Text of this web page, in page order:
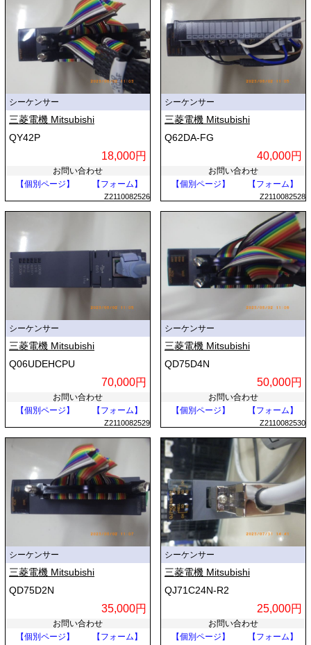
シーケンサー
三菱電機 Mitsubishi
QY42P
18,000円
お問い合わせ
【個別ページ】
【フォーム】
Z2110082526
シーケンサー
三菱電機 Mitsubishi
Q62DA-FG
40,000円
お問い合わせ
【個別ページ】
【フォーム】
Z2110082528
シーケンサー
三菱電機 Mitsubishi
Q06UDEHCPU
70,000円
お問い合わせ
【個別ページ】
【フォーム】
Z2110082529
シーケンサー
三菱電機 Mitsubishi
QD75D4N
50,000円
お問い合わせ
【個別ページ】
【フォーム】
Z2110082530
シーケンサー
三菱電機 Mitsubishi
QD75D2N
35,000円
お問い合わせ
【個別ページ】
【フォーム】
シーケンサー
三菱電機 Mitsubishi
QJ71C24N-R2
25,000円
お問い合わせ
【個別ページ】
【フォーム】